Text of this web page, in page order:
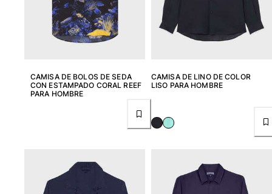
Bolsas
Zapatos
Chanclas
Outdoor
Ver todo Outdoor
CAMISA DE BOLOS DE SEDA
CON ESTAMPADO CORAL REEF
PARA HOMBRE
CAMISA DE LINO DE COLOR
LISO PARA HOMBRE